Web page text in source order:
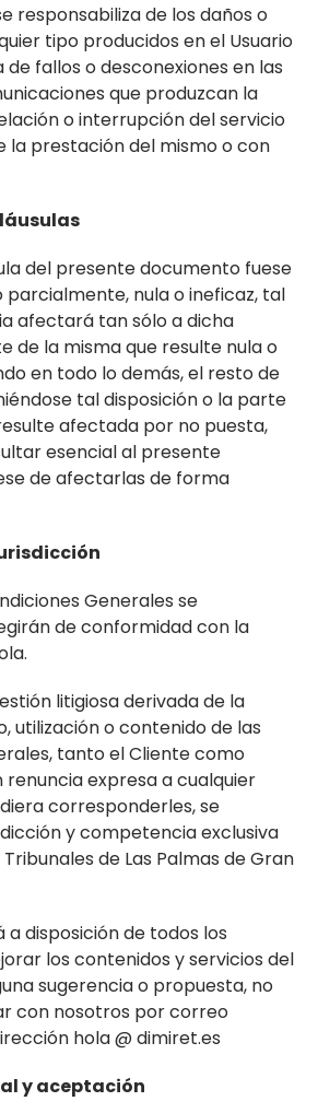
se responsabiliza de los daños o
tipo producidos en el Usuario
fallos o desconexiones en las
que produzcan la
o interrupción del servicio
la prestación del mismo o con
del presente documento fuese
nula o ineficaz, tal
afectará tan sólo a dicha
de la misma que resulte nula o
en todo lo demás, el resto de
tal disposición o la parte
afectada por no puesta,
esencial al presente
de afectarlas de forma
Generales se
de conformidad con la
litigiosa derivada de la
utilización o contenido de las
tanto el Cliente como
renuncia expresa a cualquier
corresponderles, se
y competencia exclusiva
de Las Palmas de Gran
a disposición de todos los
los contenidos y servicios del
sugerencia o propuesta, no
con nosotros por correo
hola @ dimiret.es
y aceptación